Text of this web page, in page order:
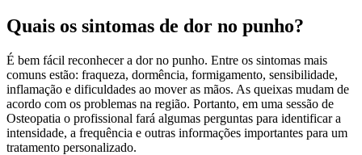
Quais os sintomas de dor no punho?
É bem fácil reconhecer a dor no punho. Entre os sintomas mais
comuns estão: fraqueza, dormência, formigamento, sensibilidade,
inflamação e dificuldades ao mover as mãos. As queixas mudam de
acordo com os problemas na região. Portanto, em uma sessão de
Osteopatia o profissional fará algumas perguntas para identificar a
intensidade, a frequência e outras informações importantes para um
tratamento personalizado.